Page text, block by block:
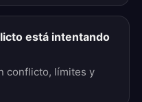
está intentando
conflicto, límites y